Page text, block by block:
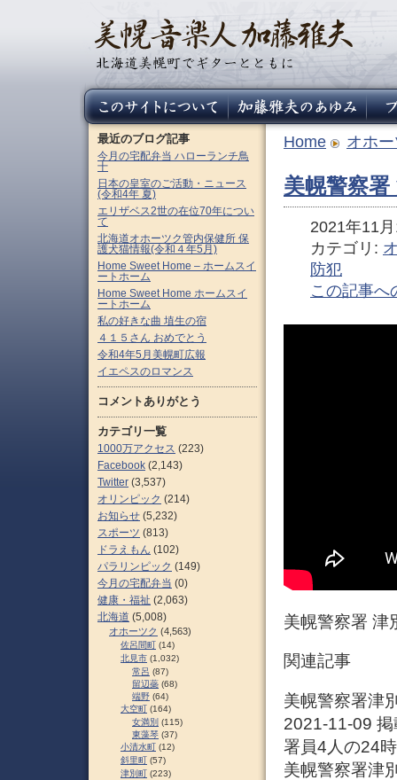
Home オホ
美幌警察
2021年11
カテゴリ:
防犯
この記事へ
美幌警察署 津
関連記事
美幌警察署津
2021-11-09
署員4人の24
美幌警察署津
最近のブログ記事
今月の宅配弁当 ハローランチ鳥
十
日本の皇室のご活動・ニュース
(令和4年 夏)
エリザベス2世の在位70年につい
て
北海道オホーツク管内保健所 保
護犬猫情報(令和４年5月)
Home Sweet Home – ホームスイ
ートホーム
Home Sweet Home ホームスイ
ートホーム
私の好きな曲 埴生の宿
４１５さん おめでとう
令和4年5月美幌町広報
イエペスのロマンス
コメントありがとう
カテゴリ一覧
1000万アクセス (223)
Facebook (2,143)
Twitter (3,537)
オリンピック (214)
お知らせ (5,232)
スポーツ (813)
ドラえもん (102)
パラリンピック (149)
今月の宅配弁当 (0)
健康・福祉 (2,063)
北海道 (5,008)
オホーツク (4,563)
佐呂間町 (14)
北見市 (1,032)
常呂 (87)
留辺蘂 (68)
端野 (64)
大空町 (164)
女満別 (115)
東藻琴 (37)
小清水町 (12)
斜里町 (57)
津別町 (223)